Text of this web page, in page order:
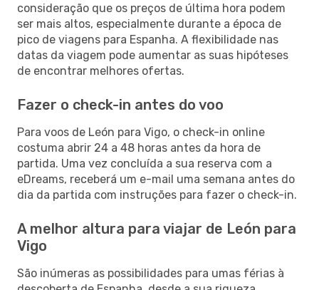
consideração que os preços de última hora podem
ser mais altos, especialmente durante a época de
pico de viagens para Espanha. A flexibilidade nas
datas da viagem pode aumentar as suas hipóteses
de encontrar melhores ofertas.
Fazer o check-in antes do voo
Para voos de León para Vigo, o check-in online
costuma abrir 24 a 48 horas antes da hora de
partida. Uma vez concluída a sua reserva com a
eDreams, receberá um e-mail uma semana antes do
dia da partida com instruções para fazer o check-in.
A melhor altura para viajar de León para
Vigo
São inúmeras as possibilidades para umas férias à